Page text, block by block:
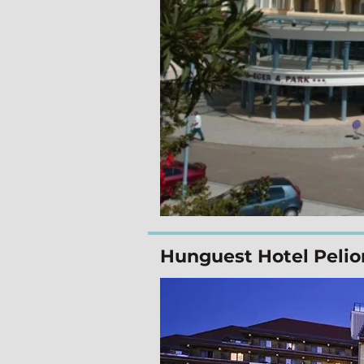
Hunguest Hotel